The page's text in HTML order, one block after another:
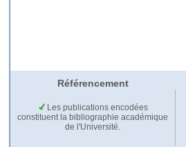
Référencement
Les publications encodées
constituent la bibliographie académique
de l'Université.